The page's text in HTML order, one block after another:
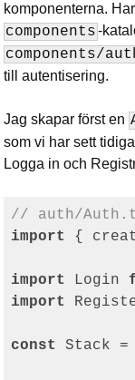
komponenterna.
components-
components/
till autentisering.
Jag skapar först en
som vi har sett
Logga in och
// auth/
import
{
import Login
import
const Stack =